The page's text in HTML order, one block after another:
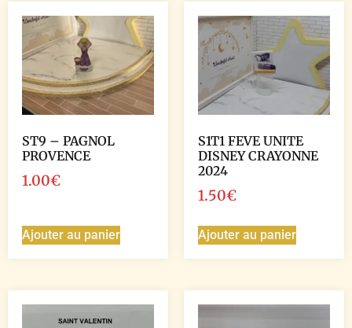
ST9 – PAGNOL
PROVENCE
1.00€
Ajouter au panier
S1T1 FEVE UNITE
DISNEY CRAYONNE
2024
1.50€
Ajouter au panier